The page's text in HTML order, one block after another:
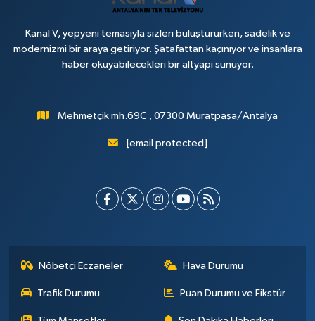
Kanal V, yepyeni temasıyla sizleri buluştururken, sadelik ve
modernizmi bir araya getiriyor. Şatafattan kaçınıyor ve insanlara
haber okuyabilecekleri bir altyapı sunuyor.
Mehmetçik mh.69C , 07300 Muratpaşa/Antalya
[email protected]
Nöbetçi Eczaneler Hava Durumu
Trafik Durumu Puan Durumu ve Fikstür